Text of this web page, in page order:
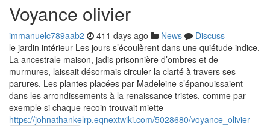
Voyance olivier
immanuelc789aab2 411 days ago News
Discuss
le jardin intérieur Les jours s’écoulèrent dans une quiétude indice.
La ancestrale maison, jadis prisonnière d’ombres et de
murmures, laissait désormais circuler la clarté à travers ses
parures. Les plantes placées par Madeleine s’épanouissaient
dans les arrondissements à la renaissance tristes, comme par
exemple si chaque recoin trouvait miette
https://johnathankelrp.eqnextwiki.com/5028680/voyance_olivier